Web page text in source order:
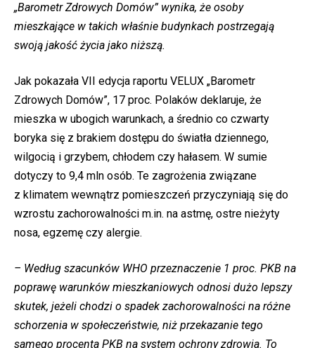
„Barometr Zdrowych Domów” wynika, że osoby
mieszkające w takich właśnie budynkach postrzegają
swoją jakość życia jako niższą.
Jak pokazała VII edycja raportu VELUX „Barometr
Zdrowych Domów”, 17 proc. Polaków deklaruje, że
mieszka w ubogich warunkach, a średnio co czwarty
boryka się z brakiem dostępu do światła dziennego,
wilgocią i grzybem, chłodem czy hałasem. W sumie
dotyczy to 9,4 mln osób. Te zagrożenia związane
z klimatem wewnątrz pomieszczeń przyczyniają się do
wzrostu zachorowalności m.in. na astmę, ostre nieżyty
nosa, egzemę czy alergie.
– Według szacunków WHO przeznaczenie 1 proc. PKB na
poprawę warunków mieszkaniowych odnosi dużo lepszy
skutek, jeżeli chodzi o spadek zachorowalności na różne
schorzenia w społeczeństwie, niż przekazanie tego
samego procenta PKB na system ochrony zdrowia. To